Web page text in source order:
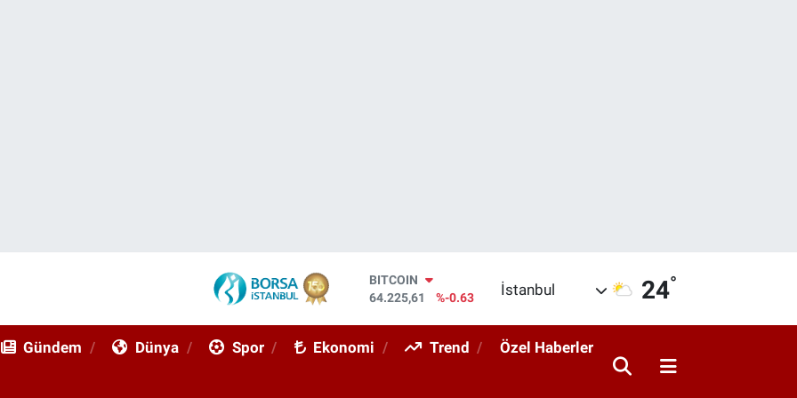
DOLAR
47,7143
%0.16
STERLİN
İstanbul 24°
Gündem Dünya Spor Ekonomi Trend Özel Haberler